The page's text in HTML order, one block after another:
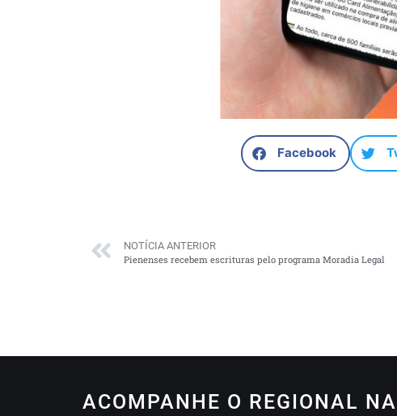
Facebook
NOTÍCIA ANTERIOR
Pienenses recebem escrituras pelo programa Moradia Legal
ACOMPANHE O REGIONAL